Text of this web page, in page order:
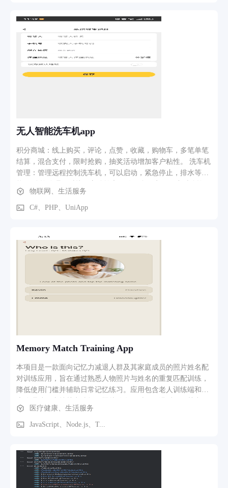
可查看当月完整打卡数据，并自动生成运动量趋势曲线，直观
呈现运动效果。
无人智能洗车机app
积分商城：线上购买，评论，点赞，收藏，购物车，多笔单笔
结算，混合支付，限时抢购，抽奖活动增加客户粘性。 洗车机
管理：管理远程控制洗车机，可以启动，紧急停止，排水等功
视频可回放
物联网、生活服务
C#、PHP、UniApp
Memory Match Training App
本项目是一款面向记忆力减退人群及其家庭成员的照片姓名配
对训练应用，旨在通过熟悉人物照片与姓名的重复匹配训练，
降低使用门槛并辅助日常记忆练习。应用包含老人训练端和家
锁、训练错误记录，以及家人照片和姓名的新增、编辑与删
除。所有资料均可保存在本地，关闭应用后不会丢失，同时提
医疗健康、生活服务
JavaScript、Node.js、T...